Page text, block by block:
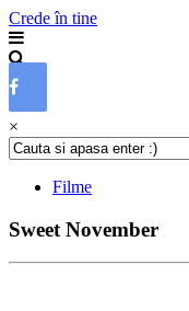
Crede în tine
×
Filme
Sweet November